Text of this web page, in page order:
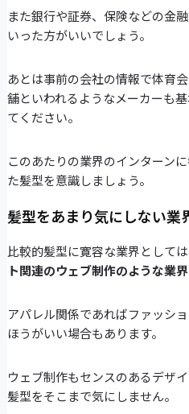
また銀行や証券、保険などの金
いった方がいいでしょう。
あとは事前の会社の情報で体育
舗といわれるようなメーカーも
てください。
このあたりの業界のインターン
た髪型を意識しましょう。
髪型をあまり気にしない業
比較的髪型に寛容な業界としては
ト関連のウェブ制作のような業界
アパレル関係であればファッシ
ほうがいい場合もあります。
ウェブ制作もセンスのあるデザ
髪型をそこまで気にしません。